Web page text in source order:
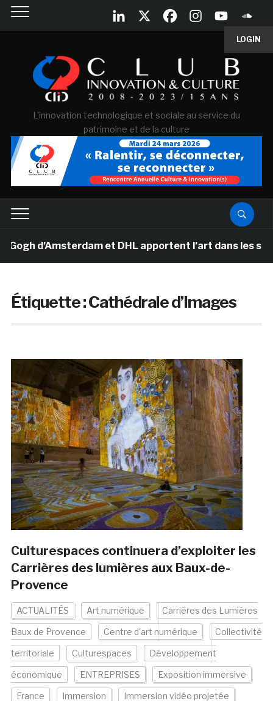
LOGIN
L'innovation technologique et sociale au service du
patrimoine et de la culture
d’Amsterdam et DHL apportent l’art dans les salles
Étiquette :Cathédrale d’Images
Culturespaces continuera d’exploiter les
Carrières des lumières aux Baux-de-
Provence
ACTUALITÉS Art numérique Carrières des Lumières
Baux de Provence Centre d'art numérique Collectivité
territoriale Culturespaces Développement
économique ENTREPRISES Exposition immersive
France Immersion Immersion vidéo projetée